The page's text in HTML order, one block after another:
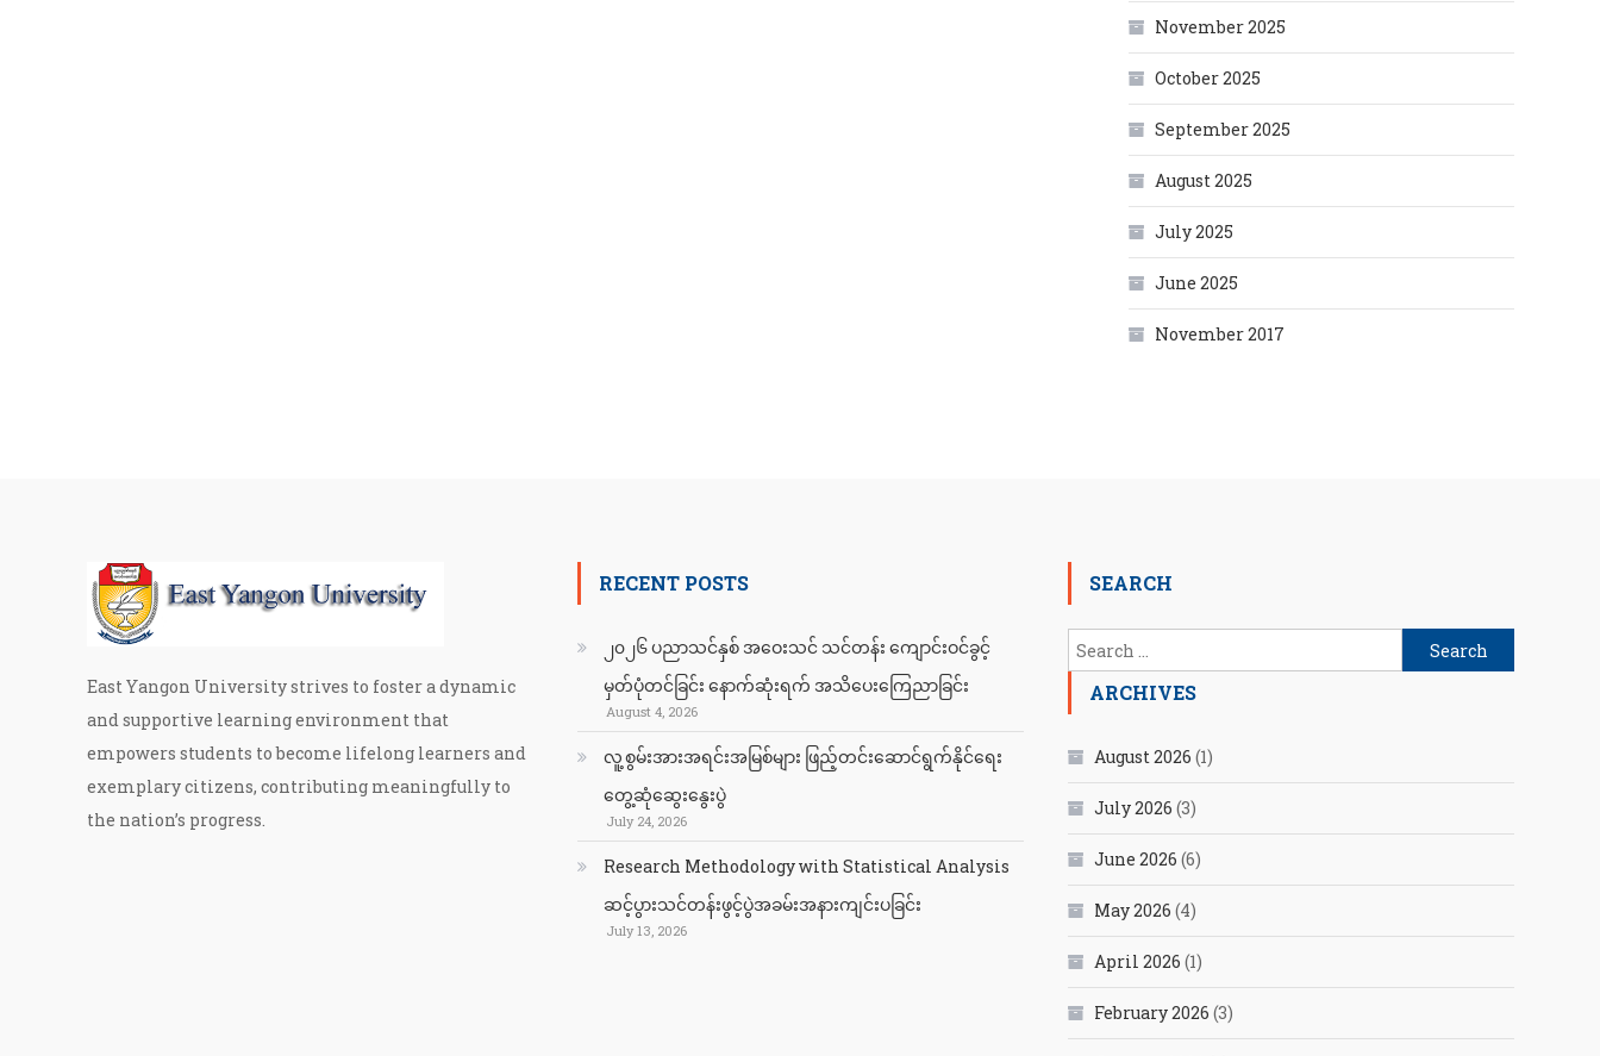
November 2025
October 2025
September 2025
August 2025
July 2025
June 2025
November 2017
East Yangon University strives to foster a dynamic
and supportive learning environment that
empowers students to become lifelong learners and
exemplary citizens, contributing meaningfully to
the nation’s progress.
RECENT POSTS
၂၀၂၆ ပညာသင်နှစ် အဝေးသင် သင်တန်း ကျောင်းဝင်ခွင့်
မှတ်ပုံတင်ခြင်း နောက်ဆုံးရက် အသိပေးကြေညာခြင်း
August 4, 2026
လူ့စွမ်းအားအရင်းအမြစ်များ ဖြည့်တင်းဆောင်ရွက်နိုင်ရေး
တွေ့ဆုံဆွေးနွေးပွဲ
July 24, 2026
Research Methodology with Statistical Analysis
ဆင့်ပွားသင်တန်းဖွင့်ပွဲအခမ်းအနားကျင်းပခြင်း
July 13, 2026
SEARCH
Search
for:
ARCHIVES
August 2026 (1)
July 2026 (3)
June 2026 (6)
May 2026 (4)
April 2026 (1)
February 2026 (3)